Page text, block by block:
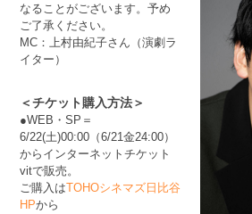
なることがございます。予め
ご了承ください。
MC：上村由紀子さん（演劇ラ
イター）
＜チケット購入方法＞
●WEB・SP＝
6/22(土)00:00（6/21金24:00）
からインターネットチケット
vitで販売。
ご購入はTOHOシネマズ日比谷
HPから